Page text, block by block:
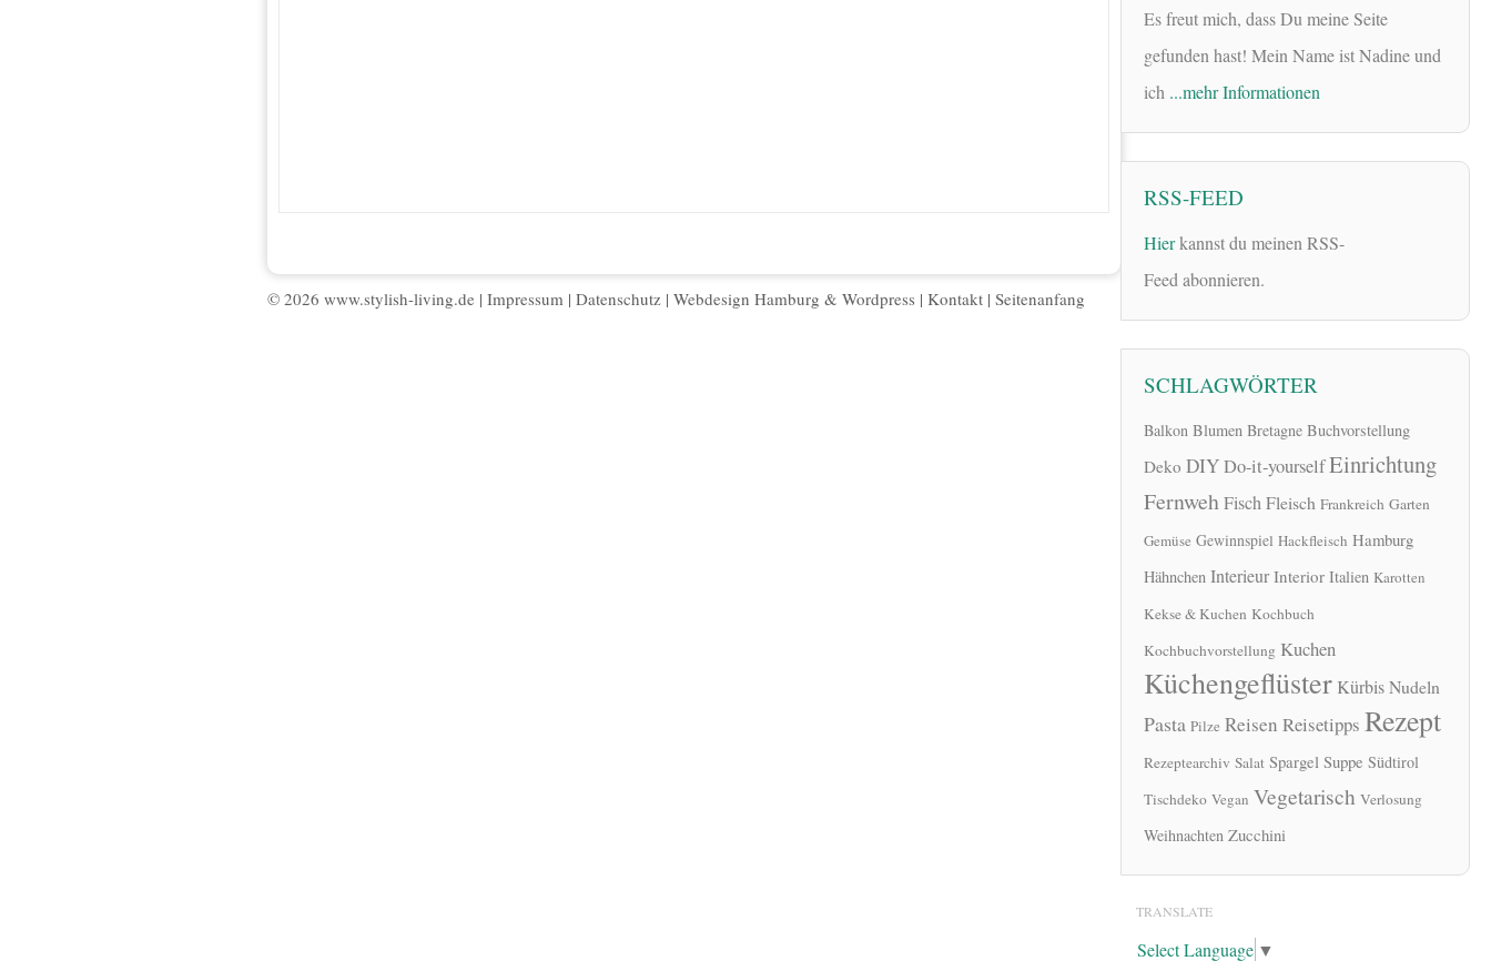
© 2026 www.stylish-living.de | Impressum | Datenschutz | Webdesign Hamburg & Wordpress | Kontakt | Seitenanfang
Es freut mich, dass Du meine Seite
gefunden hast! Mein Name ist Nadine und
ich ...mehr Informationen
RSS-FEED
Hierkannst du meinen RSS-
Feed abonnieren.
SCHLAGWÖRTER
Balkon Blumen Bretagne Buchvorstellung
Deko DIYDo-it-yourselfEinrichtung
FernwehFischFleisch Frankreich Garten
Gemüse Gewinnspiel Hackfleisch Hamburg
Hähnchen Interieur Interior Italien Karotten
Kekse & Kuchen Kochbuch
Kochbuchvorstellung Kuchen
Küchengeflüster KürbisNudeln
Pasta Pilze Reisen Reisetipps Rezept
Rezeptearchiv Salat Spargel Suppe Südtirol
Tischdeko Vegan Vegetarisch Verlosung
Weihnachten Zucchini
TRANSLATE
Select Language ▼